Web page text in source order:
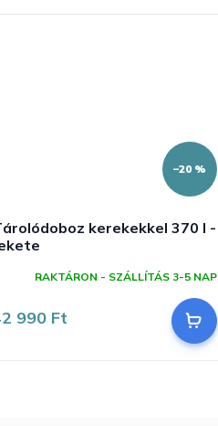
–20 %
kerekekkel 370 l -
RAKTÁRON - SZÁLLÍTÁS 3-5 NAP
990 Ft